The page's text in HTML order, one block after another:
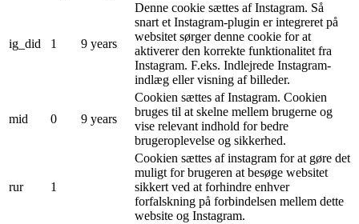
ig_did 1 9 years
Denne cookie sættes af Instagram. Så
snart et Instagram-plugin er integreret på
websitet sørger denne cookie for at
aktiverer den korrekte funktionalitet fra
Instagram. F.eks. Indlejrede Instagram-
indlæg eller visning af billeder.
mid 0 9 years
Cookien sættes af Instagram. Cookien
bruges til at skelne mellem brugerne og
vise relevant indhold for bedre
brugeroplevelse og sikkerhed.
rur 1
Cookien sættes af instagram for at gøre det
muligt for brugeren at besøge websitet
sikkert ved at forhindre enhver
forfalskning på forbindelsen mellem dette
website og Instagram.